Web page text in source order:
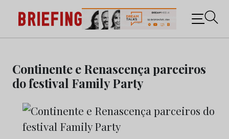
content
Briefing: Todas as notícias sobre os negócios do
Marketing e da Publicidade
Continente e Renascença parceiros
do festival Family Party